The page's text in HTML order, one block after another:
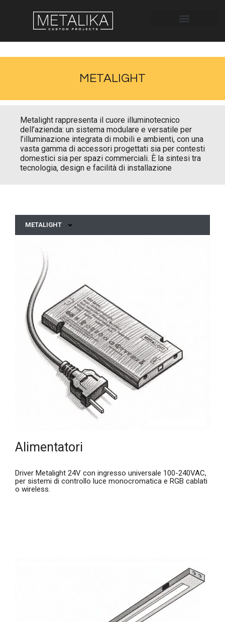
METALIGHT
Metalight rappresenta il cuore illuminotecnico
dell’azienda: un sistema modulare e versatile per
l’illuminazione integrata di mobili e ambienti, con una
vasta gamma di accessori progettati sia per contesti
domestici sia per spazi commerciali. È la sintesi tra
tecnologia, design e facilità di installazione
METALIGHT
Alimentatori
Driver Metalight 24V con ingresso universale 100-240VAC,
per sistemi di controllo luce monocromatica e RGB cablati
o wireless.